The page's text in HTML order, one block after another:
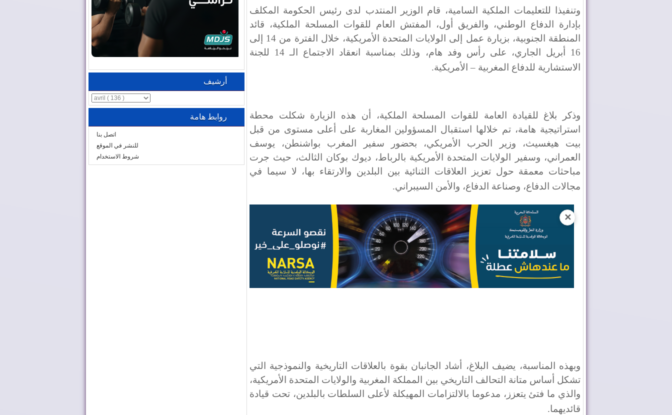
وتنفيذا للتعليمات الملكية السامية، قام الوزير المنتدب لدى رئيس الحكومة المكلف
بإدارة الدفاع الوطني، والفريق أول، المفتش العام للقوات المسلحة الملكية، قائد
المنطقة الجنوبية، بزيارة عمل إلى الولايات المتحدة الأمريكية، خلال الفترة من 14 إلى
16 أبريل الجاري، على رأس وفد هام، وذلك بمناسبة انعقاد الاجتماع الـ 14 للجنة
الاستشارية للدفاع المغربية – الأمريكية.
وذكر بلاغ للقيادة العامة للقوات المسلحة الملكية، أن هذه الزيارة شكلت محطة
استراتيجية هامة، تم خلالها استقبال المسؤولين المغاربة على أعلى مستوى من قبل
بيت هيغسيث، وزير الحرب الأمريكي، بحضور سفير المغرب بواشنطن، يوسف
العمراني، وسفير الولايات المتحدة الأمريكية بالرباط، ديوك بوكان الثالث، حيث جرت
مباحثات معمقة حول تعزيز العلاقات الثنائية بين البلدين والارتقاء بها، لا سيما في
مجالات الدفاع، وصناعة الدفاع، والأمن السيبراني.
✕
وبهذه المناسبة، يضيف البلاغ، أشاد الجانبان بقوة بالعلاقات التاريخية والنموذجية التي
تشكل أساس متانة التحالف التاريخي بين المملكة المغربية والولايات المتحدة الأمريكية،
والذي ما فتئ يتعزز، مدعوما بالالتزامات المهيكلة لأعلى السلطات بالبلدين، تحت قيادة
قائديهما.
أرشيف
روابط هامة
اتصل بنا
للنشر في الموقع
شروط الاستخدام